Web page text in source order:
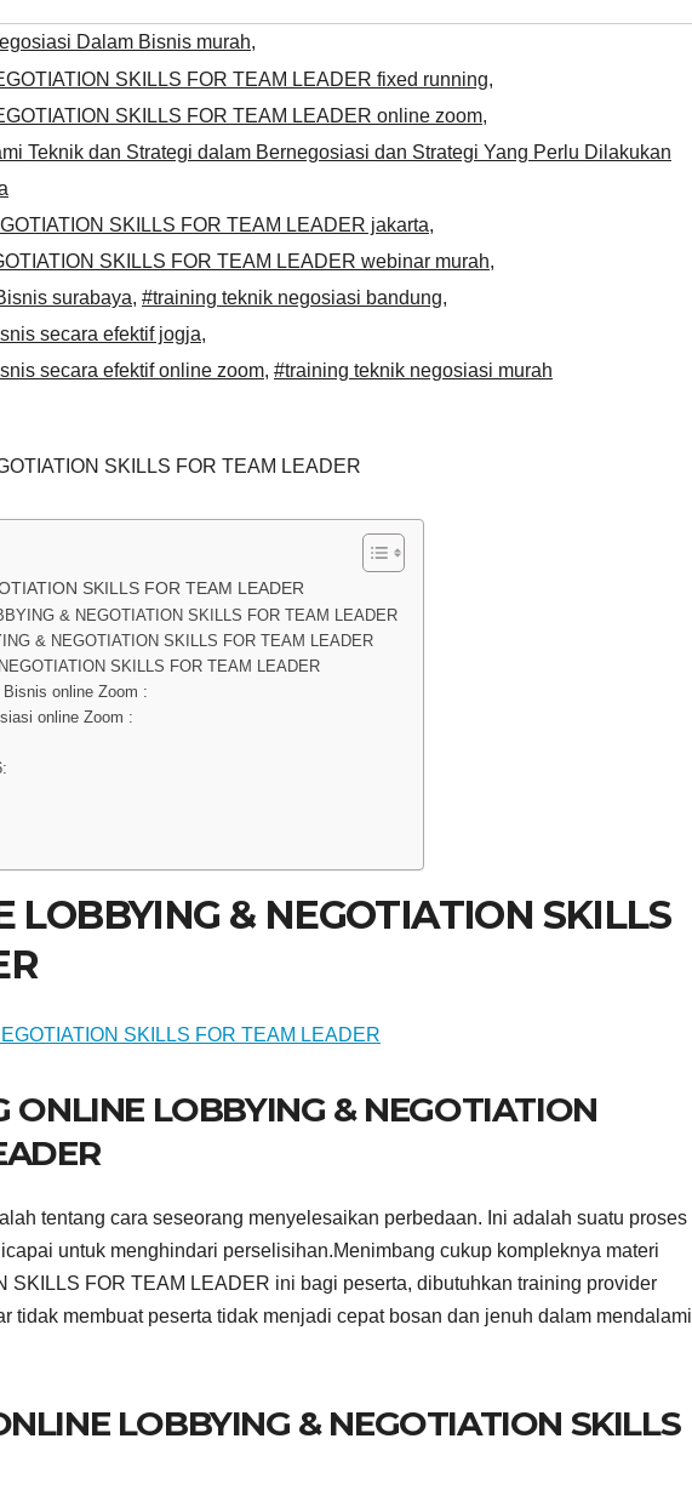
Dalam Bisnis murah,
SKILLS FOR TEAM LEADER fixed running,
SKILLS FOR TEAM LEADER online zoom,
Teknik dan Strategi dalam Bernegosiasi dan Strategi Yang Perlu Dilakukan
SKILLS FOR TEAM LEADER jakarta,
SKILLS FOR TEAM LEADER webinar murah,
surabaya, #training teknik negosiasi bandung,
secara efektif jogja,
secara efektif online zoom, #training teknik negosiasi murah
SKILLS FOR TEAM LEADER
SKILLS FOR TEAM LEADER
& NEGOTIATION SKILLS FOR TEAM LEADER
& NEGOTIATION SKILLS FOR TEAM LEADER
SKILLS FOR TEAM LEADER
online Zoom :
online Zoom :
LOBBYING & NEGOTIATION SKILLS
ONLINE LOBBYING & NEGOTIATION
tentang cara seseorang menyelesaikan perbedaan. Ini adalah suatu proses
untuk menghindari perselisihan.Menimbang cukup kompleknya materi
SKILLS FOR TEAM LEADER ini bagi peserta, dibutuhkan training provider
tidak membuat peserta tidak menjadi cepat bosan dan jenuh dalam mendalami
LOBBYING & NEGOTIATION SKILLS